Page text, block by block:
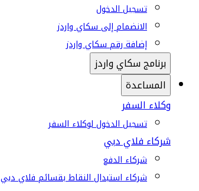
تسجيل الدخول
الانضمام إلى سكاي واردز
إضافة رقم سكاي واردز
برنامج سكاي واردز
المساعدة
وكلاء السفر
تسجيل الدخول لوكلاء السفر
شركاء فلاي دبي
شركاء الدفع
شركاء استبدال النقاط بقسائم فلاي دبي